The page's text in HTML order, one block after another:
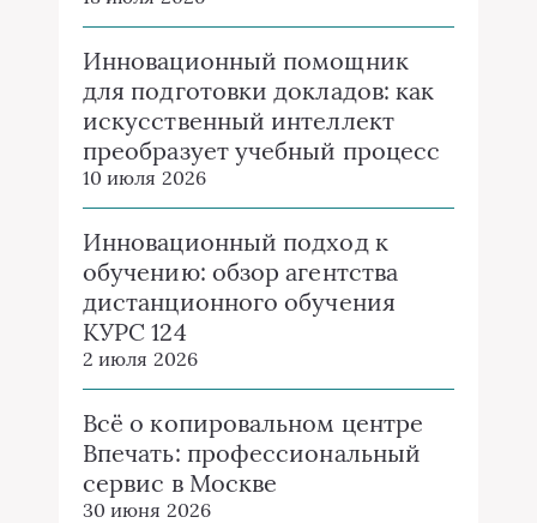
Инновационный помощник
для подготовки докладов: как
искусственный интеллект
преобразует учебный процесс
10 июля 2026
Инновационный подход к
обучению: обзор агентства
дистанционного обучения
КУРС 124
2 июля 2026
Всё о копировальном центре
Впечать: профессиональный
сервис в Москве
30 июня 2026